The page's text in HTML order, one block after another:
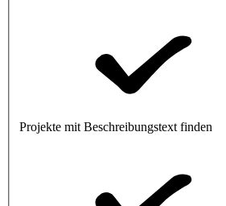
Projekte mit Beschreibungstext finden